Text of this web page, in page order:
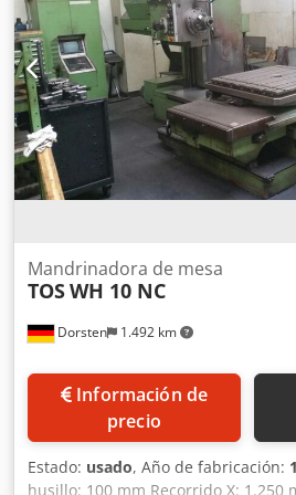
disponible, mesa de 1600 x 1250,
H7, sistemas de medición/reglas
accionamiento de avance Siemens.
Dorsten 1.492 km
Mandrinadora de mesa
TOSWH 10 NC
Información de
precio
Estado: usado, Año de fabricación:
husillo: 100 mm Recorrido X: 1.250